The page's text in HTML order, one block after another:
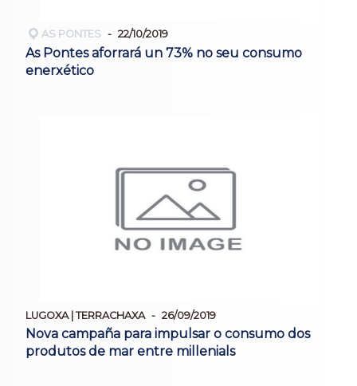
AS PONTES 22/10/2019
As Pontes aforrará un 73% no seu consumo
enerxético
LUGOXA | TERRACHAXA 26/09/2019
Nova campaña para impulsar o consumo dos
produtos de mar entre millenials